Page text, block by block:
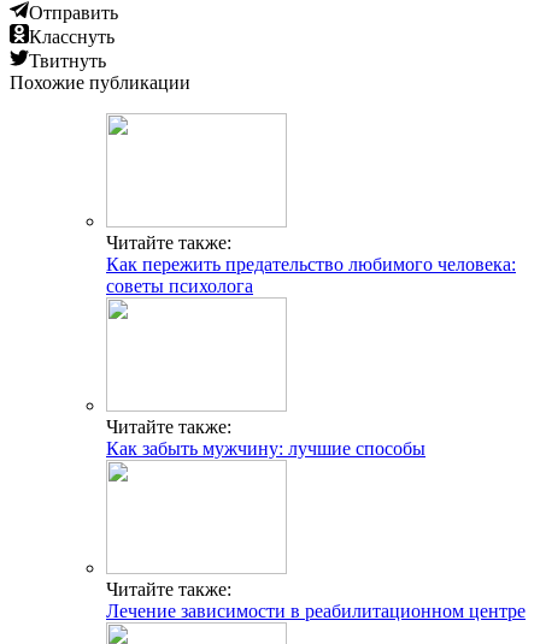
Отправить
Класснуть
Твитнуть
Похожие публикации
Читайте также:
Как пережить предательство любимого человека:
советы психолога
Читайте также:
Как забыть мужчину: лучшие способы
Читайте также:
Лечение зависимости в реабилитационном центре